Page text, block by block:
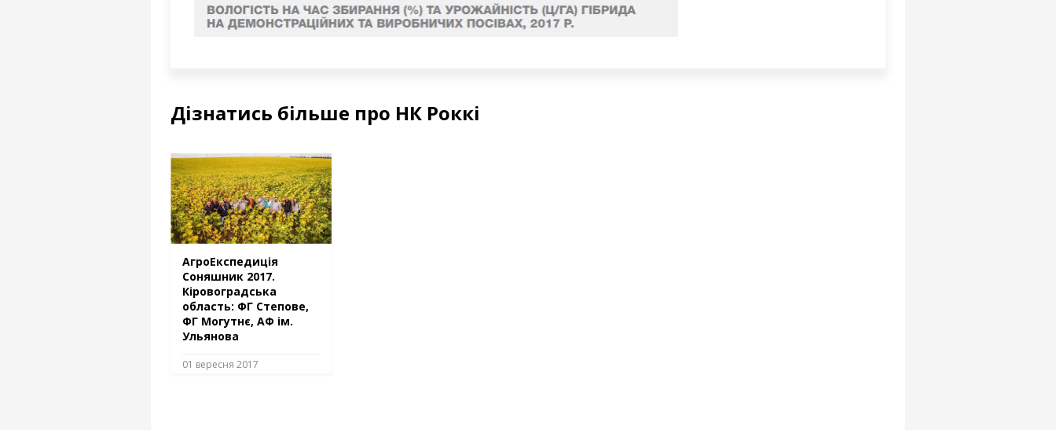
Дізнатись більше про НК Роккі
АгроЕкспедиція
Соняшник 2017.
Кіровоградська
область: ФГ Степове,
ФГ Могутнє, АФ ім.
Ульянова
01 вересня 2017